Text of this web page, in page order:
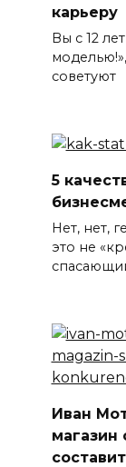
карьеру
Вы с 12
советуют
5
Нет, нет,
это не
Иван
магазин